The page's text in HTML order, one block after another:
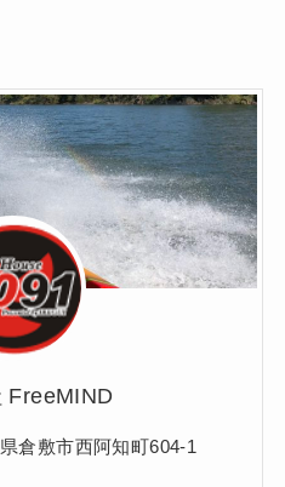
FreeMIND
倉敷市西阿知町604-1